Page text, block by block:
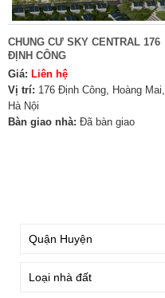
CHUNG CƯ SKY CENTRAL 176
ĐỊNH CÔNG
Giá: Liên hệ
Vị trí: 176 Định Công, Hoàng Mai,
Hà Nội
Bàn giao nhà: Đã bàn giao